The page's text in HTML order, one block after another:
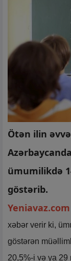
Ötən ilin
ümumilikdə
göstərib.
Yeniavaz.com
xəbər verir ki,
göstərən
20,5%-i və ya